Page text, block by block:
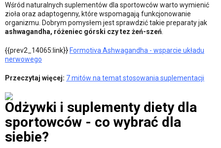
Wśród naturalnych suplementów dla sportowców warto wymienić
zioła oraz adaptogenny, które wspomagają funkcjonowanie
organizmu. Dobrym pomysłem jest sprawdzić takie preparaty jak
ashwagandha, różeniec górski czy tez żeń-szeń
{{prev2_14065:link}} Formotiva Ashwagandha - wsparcie układu
nerwowego
Przeczytaj więcej: 7 mitów na temat stosowania suplementacji
Odżywki i suplementy diety dla
sportowców - co wybrać dla
siebie?